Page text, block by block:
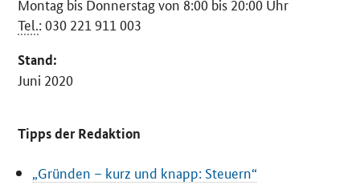
Montag bis Donnerstag von 8:00 bis 20:00 Uhr
Tel.: 030 221 911 003
Stand:
Juni 2020
Tipps der Redaktion
„Gründen – kurz und knapp: Steuern“